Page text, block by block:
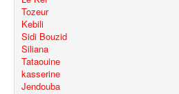
Tozeur
Kebili
Sidi Bouzid
Siliana
Tataouine
kasserine
Jendouba